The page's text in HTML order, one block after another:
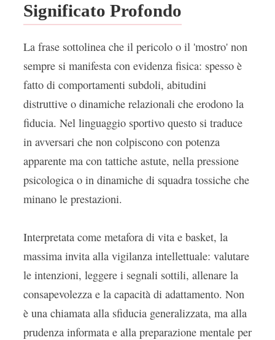
Significato Profondo
La frase sottolinea che il pericolo o il 'mostro' non
sempre si manifesta con evidenza fisica: spesso è
fatto di comportamenti subdoli, abitudini
distruttive o dinamiche relazionali che erodono la
fiducia. Nel linguaggio sportivo questo si traduce
in avversari che non colpiscono con potenza
apparente ma con tattiche astute, nella pressione
psicologica o in dinamiche di squadra tossiche che
minano le prestazioni.
Interpretata come metafora di vita e basket, la
massima invita alla vigilanza intellettuale: valutare
le intenzioni, leggere i segnali sottili, allenare la
consapevolezza e la capacità di adattamento. Non
è una chiamata alla sfiducia generalizzata, ma alla
prudenza informata e alla preparazione mentale per